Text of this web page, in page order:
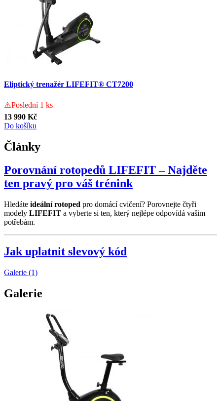
Eliptický trenažér LIFEFIT® CT7200
⚠️Poslední 1 ks
13 990 Kč
Do košíku
Články
Porovnání rotopedů LIFEFIT – Najděte
ten pravý pro váš trénink
Hledáte ideální rotoped pro domácí cvičení? Porovnejte čtyři
modely LIFEFIT a vyberte si ten, který nejlépe odpovídá vašim
potřebám.
Jak uplatnit slevový kód
Galerie (1)
Galerie